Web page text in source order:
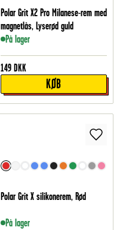
Polar Grit X2 Pro Milanese-rem med
magnetlås, Lyserød guld
På lager
149 DKK
KØB
Polar Grit X silikonerem, Rød
På lager